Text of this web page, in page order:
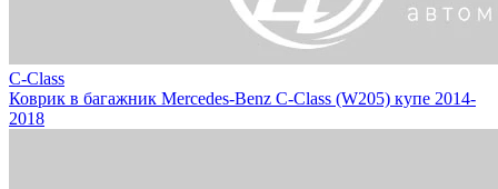
C-Class
Коврик в багажник Mercedes-Benz C-Class (W205) купе 2014-
2018